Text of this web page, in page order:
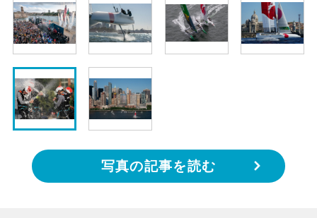
写真の記事を読む